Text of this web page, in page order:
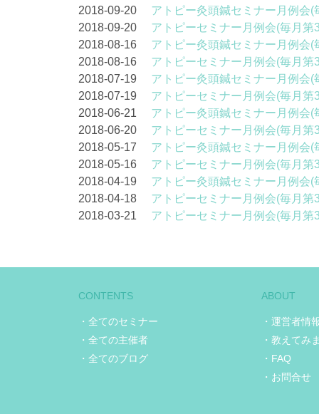
2018-09-20 アトピー灸頭鍼セミナー月例会(
2018-09-20 アトピーセミナー月例会(毎月第
2018-08-16 アトピー灸頭鍼セミナー月例会(
2018-08-16 アトピーセミナー月例会(毎月第
2018-07-19 アトピー灸頭鍼セミナー月例会(
2018-07-19 アトピーセミナー月例会(毎月第
2018-06-21 アトピー灸頭鍼セミナー月例会(
2018-06-20 アトピーセミナー月例会(毎月第
2018-05-17 アトピー灸頭鍼セミナー月例会(
2018-05-16 アトピーセミナー月例会(毎月第
2018-04-19 アトピー灸頭鍼セミナー月例会(
2018-04-18 アトピーセミナー月例会(毎月第
2018-03-21 アトピーセミナー月例会(毎月第
CONTENTS
・全てのセミナー
・全ての主催者
・全てのブログ
ABOUT
・運営者情
・教えてみ
・FAQ
・お問合せ